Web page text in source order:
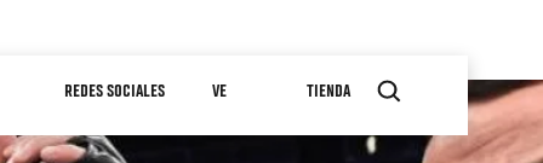
REDES SOCIALES VE TIENDA